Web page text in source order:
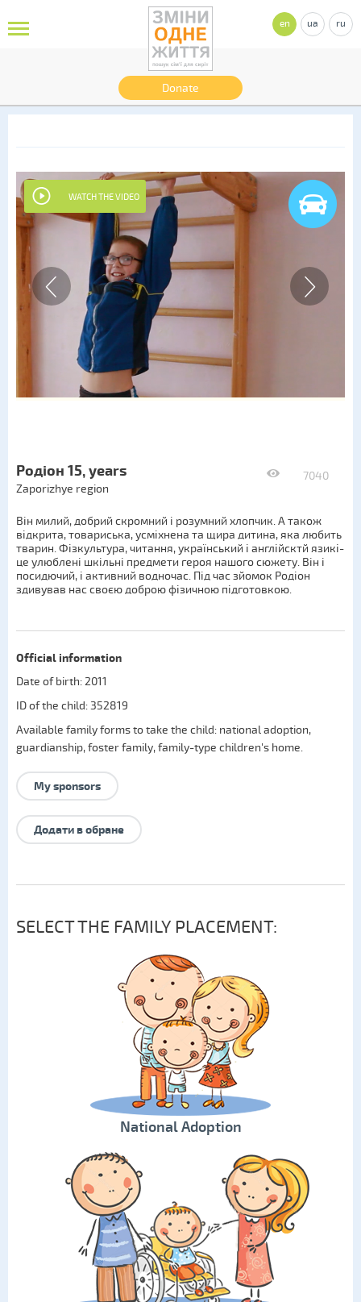
Donate
en ua ru
WATCH THE VIDEO
7040
Родіон 15, years
Zaporizhye region
Він милий, добрий скромний і розумний хлопчик. А також
відкрита, товариська, усміхнена та щира дитина, яка любить
тварин. Фізкультура, читання, український і англійсктй язикі-
це улюблені шкільні предмети героя нашого сюжету. Він і
посидючий, і активний водночас. Під час зйомок Родіон
здивував нас своєю доброю фізичною підготовкою.
Official information
Date of birth: 2011
ID of the child: 352819
Available family forms to take the child: national adoption,
guardianship,foster family,family-type children's home.
My sponsors
Додати в обране
SELECT THE FAMILY PLACEMENT:
National Adoption